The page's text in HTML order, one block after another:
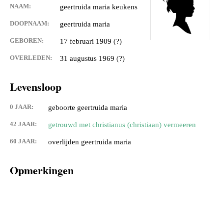
NAAM: geertruida maria keukens
DOOPNAAM: geertruida maria
GEBOREN: 17 februari 1909 (?)
OVERLEDEN: 31 augustus 1969 (?)
Levensloop
0 JAAR: geboorte geertruida maria
42 JAAR: getrouwd met christianus (christiaan) vermeeren
60 JAAR: overlijden geertruida maria
Opmerkingen